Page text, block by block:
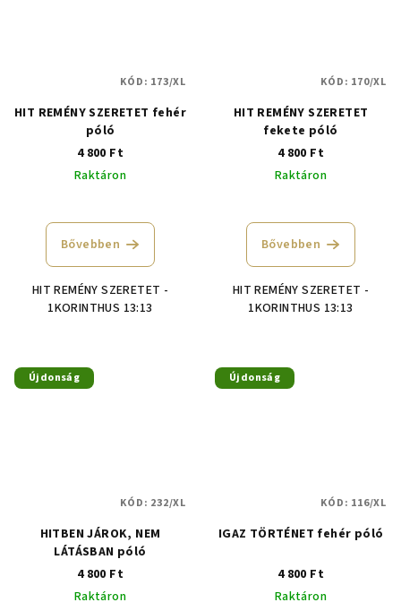
HIT REMÉNY SZERETET fehér
póló
4 800 Ft
Raktáron
termék
átlagos
értékelése
ből
5,0
Bővebben
HIT REMÉNY SZERETET -
1KORINTHUS 13:13
KÓD: 173/XL
HIT REMÉNY SZERETET
fekete póló
4 800 Ft
Raktáron
Bővebben
HIT REMÉNY SZERETET -
1KORINTHUS 13:13
KÓD: 170/XL
Újdonság
HITBEN JÁROK, NEM
LÁTÁSBAN póló
4 800 Ft
Raktáron
KÓD: 232/XL
Újdonság
IGAZ TÖRTÉNET fehér póló
4 800 Ft
Raktáron
KÓD: 116/XL